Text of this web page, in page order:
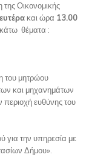
της Οικονομικής
και ώρα 13.00
θέματα :
του μητρώου
και μηχανημάτων
ευθύνης του
για την υπηρεσία με
Δήμου».